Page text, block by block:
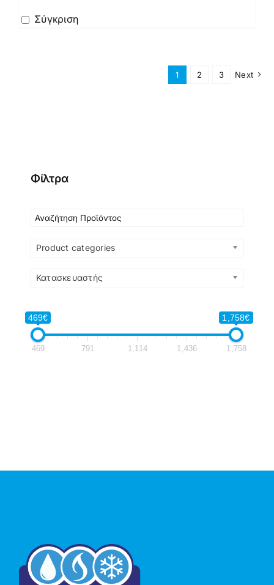
Σύγκριση
1 2 3 Next
Φίλτρα
Product categories
Κατασκευαστής
469€ 1,758€
469 791 1,114 1,436 1,758